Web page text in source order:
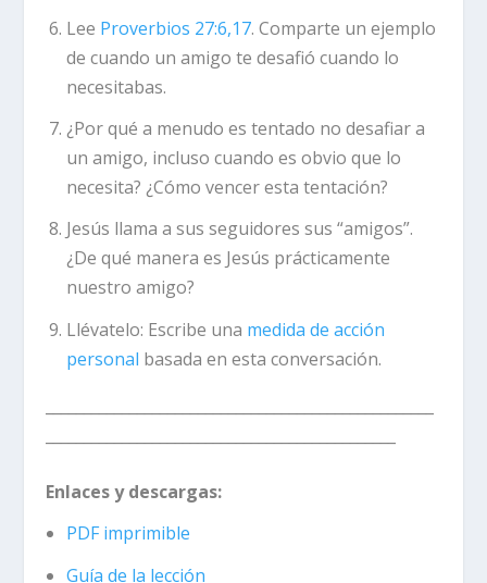
Lee Proverbios 27:6,17. Comparte un ejemplo
de cuando un amigo te desafió cuando lo
necesitabas.
¿Por qué a menudo es tentado no desafiar a
un amigo, incluso cuando es obvio que lo
necesita? ¿Cómo vencer esta tentación?
Jesús llama a sus seguidores sus “amigos”.
¿De qué manera es Jesús prácticamente
nuestro amigo?
Llévatelo: Escribe una medida de acción
personal basada en esta conversación.
Enlaces y descargas:
PDF imprimible
Guía de la lección